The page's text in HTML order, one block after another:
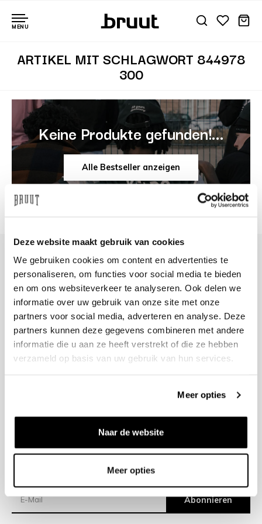
Deze website maakt gebruik van cookies
We gebruiken cookies om content en advertenties te
personaliseren, om functies voor social media te bieden
en om ons websiteverkeer te analyseren. Ook delen we
informatie over uw gebruik van onze site met onze
partners voor social media, adverteren en analyse. Deze
partners kunnen deze gegevens combineren met andere
informatie die u aan ze heeft verstrekt of die ze hebben
verzameld op basis van uw gebruik van hun services.
Meer opties
Naar de website
Meer opties
MENU
ARTIKEL MIT SCHLAGWORT 844978
300
Keine Produkte gefunden!...
Alle Bestseller anzeigen
+31 23 205 2006
info@bruut.nl
Kontakt Formular
Öffnen 11:00 - 18:00
ÖFFNUNGSZEITEN ANZEIGEN
Versand
Abonnieren